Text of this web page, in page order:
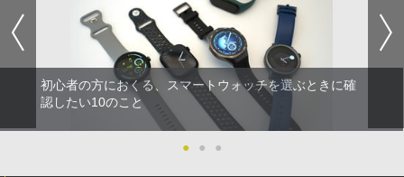
初心者の方におくる、スマートウォッチを選ぶときに確
認したい10のこと
● ● ●